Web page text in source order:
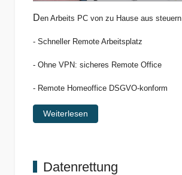
Den Arbeits PC von zu Hause aus steuern
- Schneller Remote Arbeitsplatz
- Ohne VPN: sicheres Remote Office
- Remote Homeoffice DSGVO-konform
Weiterlesen
Datenrettung